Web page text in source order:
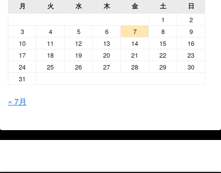
月 火 水 木 金 土 日
1
2
3
4 5 6 7 8
9
10
11 12 13 14 15
16
17
18 19 20 21 22
23
24
25 26 27 28 29
30
31
« 7月
Shin 音と音楽と日常